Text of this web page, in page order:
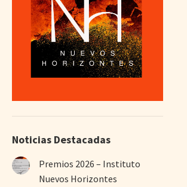
Noticias Destacadas
Premios 2026 – Instituto
Nuevos Horizontes